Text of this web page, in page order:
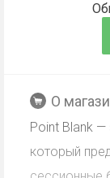
О
Point Blank —
который